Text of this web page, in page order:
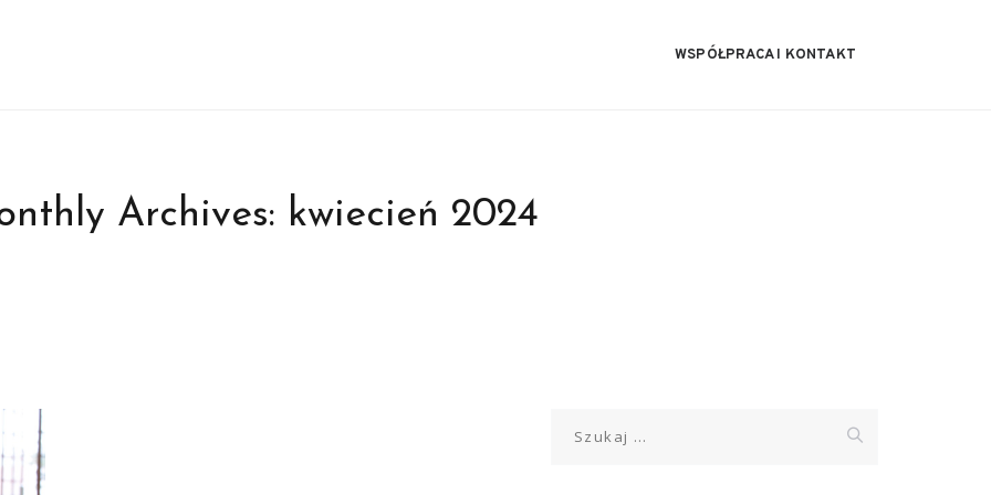
WSPÓŁPRACA I KONTAKT
Archives: kwiecień 2024